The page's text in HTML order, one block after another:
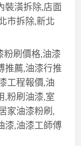
裝潢拆除,店面
市拆除,新北
粉刷價格,油漆
推薦,油漆行推
工程報價,油
,粉刷油漆,室
家油漆粉刷,
漆,油漆工師傅